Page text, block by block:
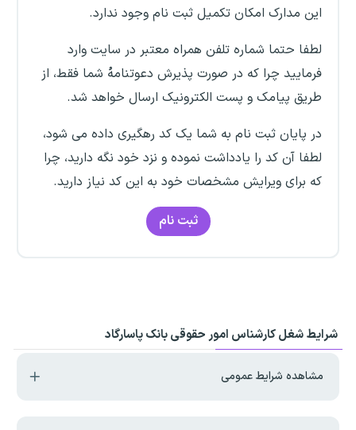
این مدارک امکان تکمیل ثبت نام وجود ندارد.
لطفا حتما شماره تلفن همراه معتبر در سایت وارد
فرمایید چرا که در صورت پذیرش دعوتنامهُ شما فقط، از
طریق پیامک و پست الکترونیک ارسال خواهد شد.
در پایان ثبت نام به شما یک کد رهگیری داده می شود،
لطفا آن کد را یادداشت نموده و نزد خود نگه دارید، چرا
که برای ویرایش مشخصات خود به این کد نیاز دارید.
ثبت نام
شرایط شغل کارشناس امور حقوقی بانک پاسارگاد
مشاهده شرایط عمومی